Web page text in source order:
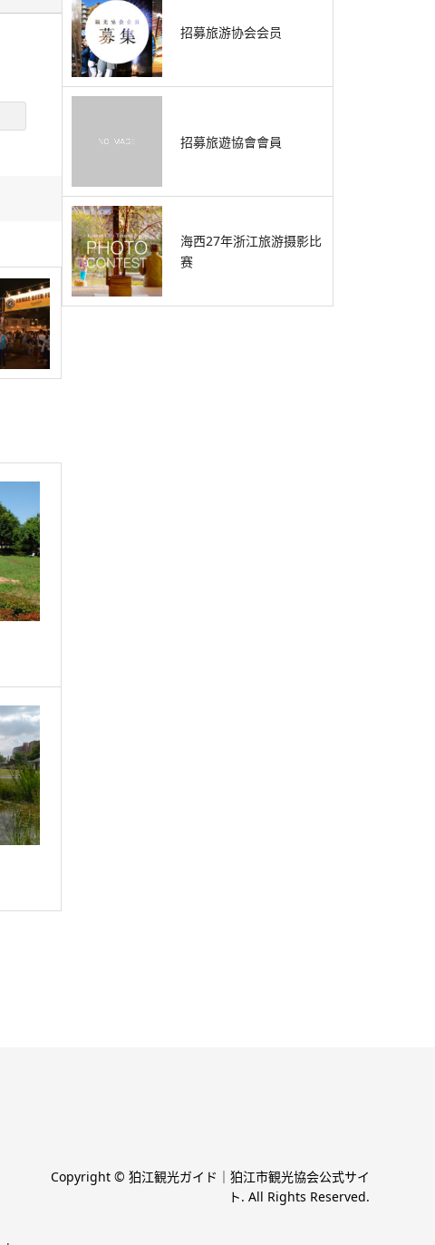
招募旅游协会会员
招募旅遊協會會員
海西27年浙江旅游摄影比
赛
Copyright © 狛江観光ガイド｜狛江市観光協会公式サイ
ト. All Rights Reserved.